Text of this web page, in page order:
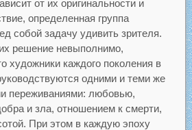
от их оригинальности и
определенная группа
собой задачу удивить зрителя.
решение невыполнимо,
художники каждого поколения в
одними и теми же
переживаниями: любовью,
и зла, отношением к смерти,
При этом в каждую эпоху